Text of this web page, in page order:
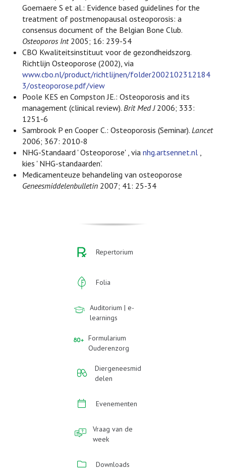
Goemaere S et al.: Evidence based guidelines for the
treatment of postmenopausal osteoporosis: a
consensus document of the Belgian Bone Club.
Osteoporos Int2005; 16: 239-54
CBO Kwaliteitsinstituut voor de gezondheidszorg.
Richtlijn Osteoporose (2002), via
www.cbo.nl/product/richtlijnen/folder2002102312184
3/osteoporose.pdf/view
Poole KES en Compston JE.: Osteoporosis and its
management (clinical review).Brit Med J2006; 333:
1251-6
Sambrook P en Cooper C.: Osteoporosis (Seminar).Lancet
2006; 367: 2010-8
NHG-Standaard ' Osteoporose' , vianhg.artsennet.nl ,
kies ' NHG-standaarden'.
Medicamenteuze behandeling van osteoporose
Geneesmiddelenbulletin 2007; 41: 25-34
Repertorium
Folia
Auditorium | e-
learnings
Formularium
Ouderenzorg
Diergeneesmid
delen
Evenementen
Vraag van de
week
Downloads